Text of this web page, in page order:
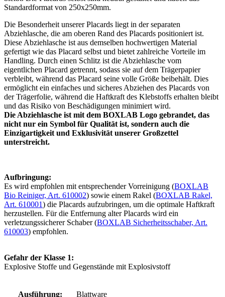
Standardformat von 250x250mm.
Die Besonderheit unserer Placards liegt in der separaten
Abziehlasche, die am oberen Rand des Placards positioniert ist.
Diese Abziehlasche ist aus demselben hochwertigen Material
gefertigt wie das Placard selbst und bietet zahlreiche Vorteile im
Handling. Durch einen Schlitz ist die Abziehlasche vom
eigentlichen Placard getrennt, sodass sie auf dem Trägerpapier
verbleibt, während das Placard seine volle Größe beibehält. Dies
ermöglicht ein einfaches und sicheres Abziehen des Placards von
der Trägerfolie, während die Haftkraft des Klebstoffs erhalten bleibt
und das Risiko von Beschädigungen minimiert wird.
Die Abziehlasche ist mit dem BOXLAB Logo gebrandet, das
nicht nur ein Symbol für Qualität ist, sondern auch die
Einzigartigkeit und Exklusivität unserer Großzettel
unterstreicht.
Aufbringung:
Es wird empfohlen mit entsprechender Vorreinigung (BOXLAB
Bio Reiniger, Art. 610002) sowie einem Rakel (BOXLAB Rakel,
Art. 610001) die Placards aufzubringen, um die optimale Haftkraft
herzustellen. Für die Entfernung alter Placards wird ein
verletzungssicherer Schaber (BOXLAB Sicherheitsschaber, Art.
610003) empfohlen.
Gefahr der Klasse 1:
Explosive Stoffe und Gegenstände mit Explosivstoff
Ausführung:
Blattware